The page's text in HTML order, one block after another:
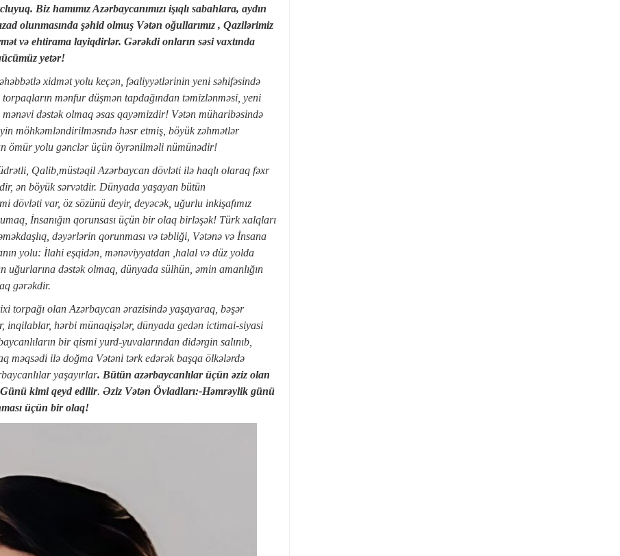
Biz hamımız Azərbaycanımızı işıqlı sabahlara, aydın
olunmasında şəhid olmuş Vətən oğullarımız , Qazilərimiz
və ehtirama layiqdirlər. Gərəkdi onların səsi vaxtında
yetər!
xidmət yolu keçən, fəaliyyətlərinin yeni səhifəsində
mənfur düşmən tapdağından təmizlənməsi, yeni
dəstək olmaq əsas qayəmizdir! Vətən müharibəsində
möhkəmləndirilməsndə həsr etmiş, böyük zəhmətlər
ömür yolu gənclər üçün öyrənilməli nümünədir!
Qalib,müstəqil Azərbaycan dövləti ilə haqlı olaraq fəxr
ən böyük sərvətdir. Dünyada yaşayan bütün
dövləti var, öz sözünü deyir, deyəcək, uğurlu inkişafımız
İnsanığın qorunsası üçün bir olaq birləşək! Türk xalqları
dəyərlərin qorunması və təbliği, Vətənə və İnsana
yolu: İlahi eşqidən, mənəviyyatdan ,halal və düz yolda
uğurlarına dəstək olmaq, dünyada sülhün, əmin amanlığın
gərəkdir.
olan Azərbaycan ərazisində yaşayaraq, bəşər
inqilablar, hərbi münaqişələr, dünyada gedən ictimai-siyasi
bir qismi yurd-yuvalarından didərgin salınıb,
məqsədi ilə doğma Vətəni tərk edərək başqa ölkələrdə
yaşayırlar. Bütün azərbaycanlılar üçün əziz olan
kimi qeyd edilir. Əziz Vətən Övladları:-Həmrəylik günü
üçün bir olaq!